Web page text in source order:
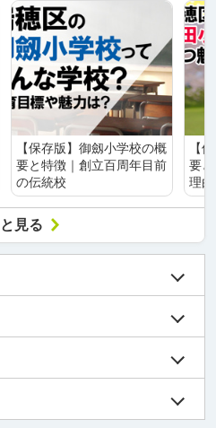
【保存版】御劔小学校の概
要と特徴｜創立百周年目前
の伝統校
【
要
理
見る